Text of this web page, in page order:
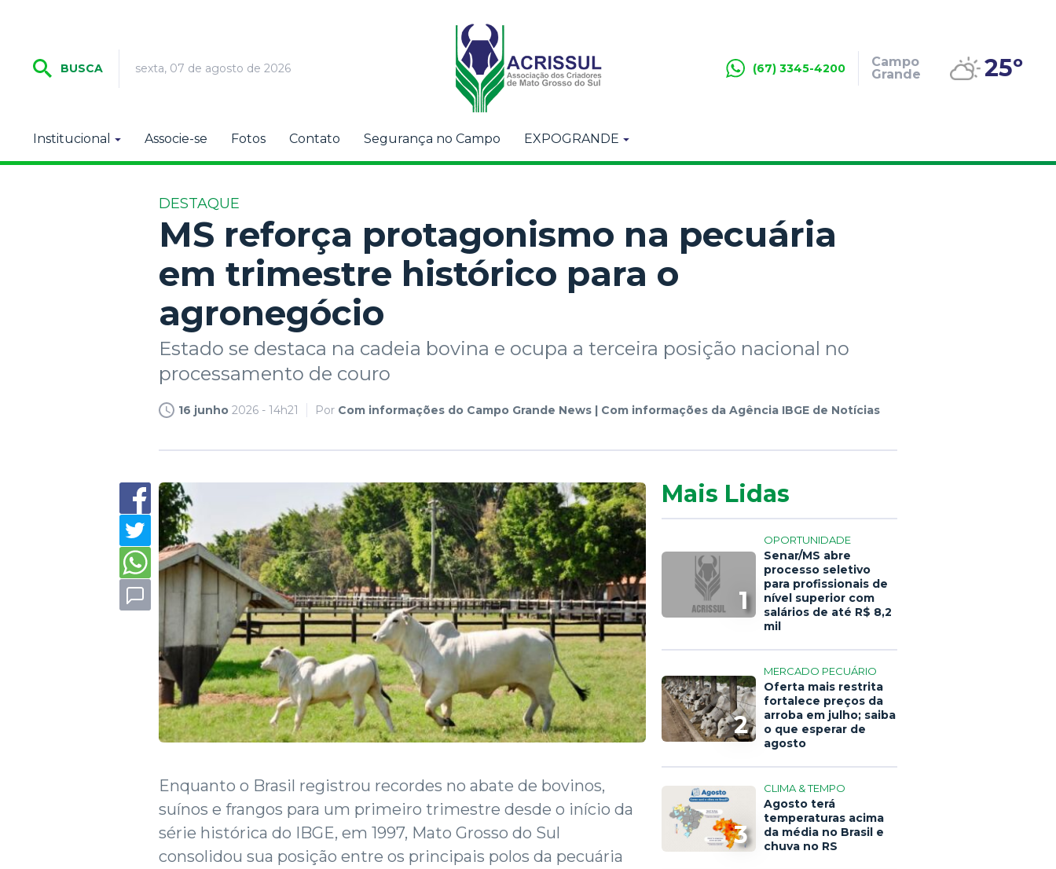
BUSCA sexta, 07 de agosto de 2026 (67) 3345-4200
Campo
Grande
25º
Institucional Associe-se Fotos Contato Segurança no Campo EXPOGRANDE
DESTAQUE
MS reforça protagonismo na pecuária
em trimestre histórico para o
agronegócio
Estado se destaca na cadeia bovina e ocupa a terceira posição nacional no
processamento de couro
16 junho 2026 - 14h21 Por Com informações do Campo Grande News | Com informações da Agência IBGE de Notícias
Enquanto o Brasil registrou recordes no abate de bovinos,
suínos e frangos para um primeiro trimestre desde o início da
série histórica do IBGE, em 1997, Mato Grosso do Sul
consolidou sua posição entre os principais polos da pecuária
Mais Lidas
1
OPORTUNIDADE
Senar/MS abre
processo seletivo
para profissionais de
nível superior com
salários de até R$ 8,2
mil
2
MERCADO PECUÁRIO
Oferta mais restrita
fortalece preços da
arroba em julho; saiba
o que esperar de
agosto
3
CLIMA & TEMPO
Agosto terá
temperaturas acima
da média no Brasil e
chuva no RS